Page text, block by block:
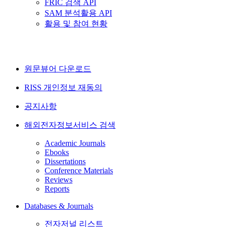
FRIC 검색 API
SAM 분석활용 API
활용 및 참여 현황
원문뷰어 다운로드
RISS 개인정보 재동의
공지사항
해외전자정보서비스 검색
Academic Journals
Ebooks
Dissertations
Conference Materials
Reviews
Reports
Databases & Journals
전자저널 리스트